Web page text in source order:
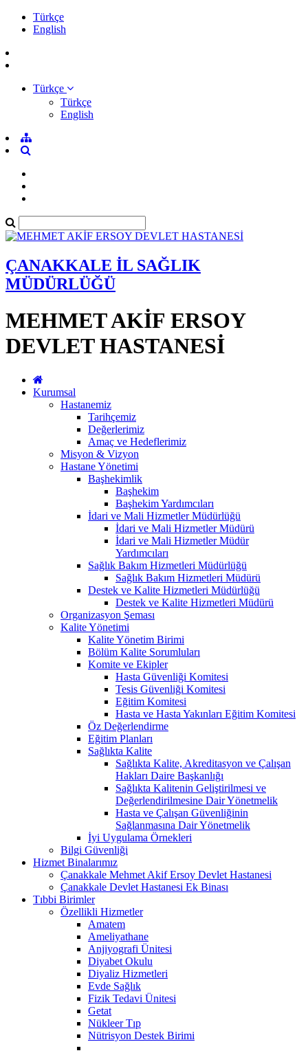
Türkçe
English
Türkçe
Türkçe
English
ÇANAKKALE İL SAĞLIK
MÜDÜRLÜĞÜ
MEHMET AKİF ERSOY
DEVLET HASTANESİ
Kurumsal
Hastanemiz
Tarihçemiz
Değerlerimiz
Amaç ve Hedeflerimiz
Misyon & Vizyon
Hastane Yönetimi
Başhekimlik
Başhekim
Başhekim Yardımcıları
İdari ve Mali Hizmetler Müdürlüğü
İdari ve Mali Hizmetler Müdürü
İdari ve Mali Hizmetler Müdür
Yardımcıları
Sağlık Bakım Hizmetleri Müdürlüğü
Sağlık Bakım Hizmetleri Müdürü
Destek ve Kalite Hizmetleri Müdürlüğü
Destek ve Kalite Hizmetleri Müdürü
Organizasyon Şeması
Kalite Yönetimi
Kalite Yönetim Birimi
Bölüm Kalite Sorumluları
Komite ve Ekipler
Hasta Güvenliği Komitesi
Tesis Güvenliği Komitesi
Eğitim Komitesi
Hasta ve Hasta Yakınları Eğitim Komitesi
Öz Değerlendirme
Eğitim Planları
Sağlıkta Kalite
Sağlıkta Kalite, Akreditasyon ve Çalışan
Hakları Daire Başkanlığı
Sağlıkta Kalitenin Geliştirilmesi ve
Değerlendirilmesine Dair Yönetmelik
Hasta ve Çalışan Güvenliğinin
Sağlanmasına Dair Yönetmelik
İyi Uygulama Örnekleri
Bilgi Güvenliği
Hizmet Binalarımız
Çanakkale Mehmet Akif Ersoy Devlet Hastanesi
Çanakkale Devlet Hastanesi Ek Binası
Tıbbi Birimler
Özellikli Hizmetler
Amatem
Ameliyathane
Anjiyografi Ünitesi
Diyabet Okulu
Diyaliz Hizmetleri
Evde Sağlık
Fizik Tedavi Ünitesi
Getat
Nükleer Tıp
Nütrisyon Destek Birimi